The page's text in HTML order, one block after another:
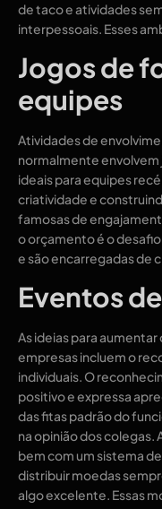
de taco e atividades
interpessoais. Esses
Jogos de
equipes
Atividades de
normalmente
ideais para equipes
criatividade e
famosas de
o orçamento é o
e são encarregadas de
Eventos
As ideias para
empresas incluem o
individuais. O
positivo e expressa
das fitas padrão do
na opinião dos colegas.
bem com um sistema
distribuir moedas
algo excelente. Essas